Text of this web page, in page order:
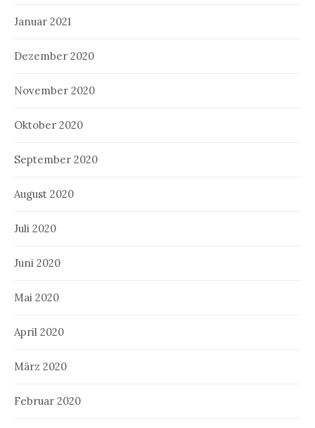
Januar 2021
Dezember 2020
November 2020
Oktober 2020
September 2020
August 2020
Juli 2020
Juni 2020
Mai 2020
April 2020
März 2020
Februar 2020